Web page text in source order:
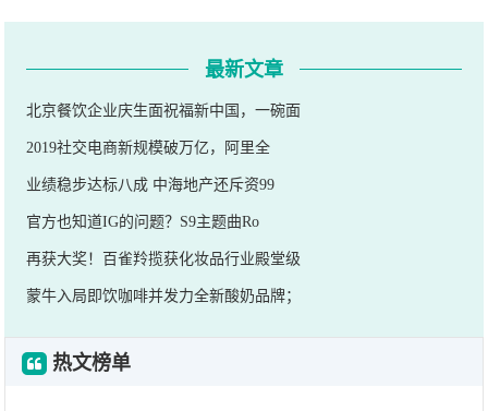
最新文章
北京餐饮企业庆生面祝福新中国，一碗面
2019社交电商新规模破万亿，阿里全
业绩稳步达标八成 中海地产还斥资99
官方也知道IG的问题？S9主题曲Ro
再获大奖！百雀羚揽获化妆品行业殿堂级
蒙牛入局即饮咖啡并发力全新酸奶品牌；
热文榜单